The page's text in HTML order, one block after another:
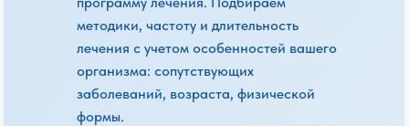
методики, частоту и длительность
лечения с учетом особенностей вашего
организма: сопутствующих
заболеваний, возраста, физической
формы.